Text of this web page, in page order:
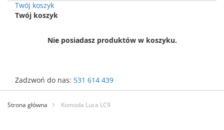
Twój koszyk
Twój koszyk
Nie posiadasz produktów w koszyku.
Zadzwoń do nas: 531 614 439
Przejdź
treści
Strona główna Komoda Luca LC9